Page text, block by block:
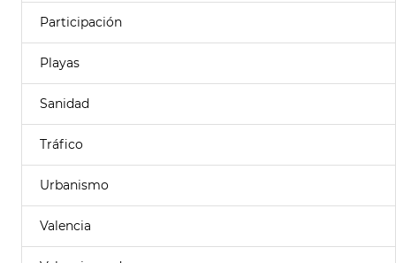
Participación
Playas
Sanidad
Tráfico
Urbanismo
Valencia